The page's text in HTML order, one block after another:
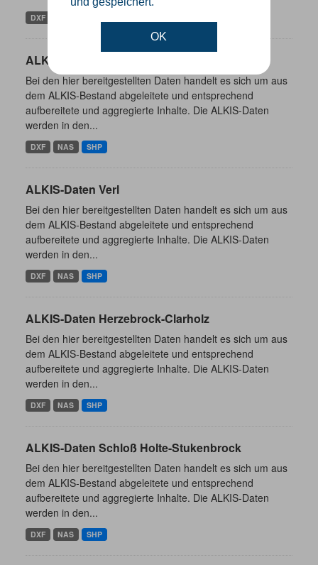
OK
DXF
ALKIS-Daten Borgholzhausen
Bei den hier bereitgestellten Daten handelt es sich um aus
dem ALKIS-Bestand abgeleitete und entsprechend
aufbereitete und aggregierte Inhalte. Die ALKIS-Daten
werden in den...
DXF NAS SHP
ALKIS-Daten Verl
Bei den hier bereitgestellten Daten handelt es sich um aus
dem ALKIS-Bestand abgeleitete und entsprechend
aufbereitete und aggregierte Inhalte. Die ALKIS-Daten
werden in den...
DXF NAS SHP
ALKIS-Daten Herzebrock-Clarholz
Bei den hier bereitgestellten Daten handelt es sich um aus
dem ALKIS-Bestand abgeleitete und entsprechend
aufbereitete und aggregierte Inhalte. Die ALKIS-Daten
werden in den...
DXF NAS SHP
ALKIS-Daten Schloß Holte-Stukenbrock
Bei den hier bereitgestellten Daten handelt es sich um aus
dem ALKIS-Bestand abgeleitete und entsprechend
aufbereitete und aggregierte Inhalte. Die ALKIS-Daten
werden in den...
DXF NAS SHP